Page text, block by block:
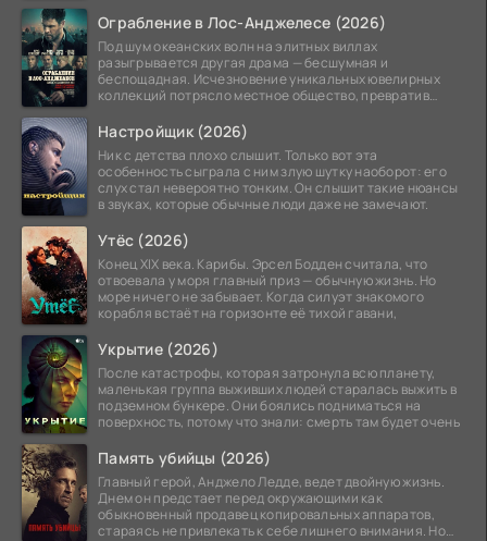
Ограбление в Лос-Анджелесе (2026)
Под шум океанских волн на элитных виллах
разыгрывается другая драма — бесшумная и
беспощадная. Исчезновение уникальных ювелирных
коллекций потрясло местное общество, превратив
Настройщик (2026)
Ник с детства плохо слышит. Только вот эта
особенность сыграла с ним злую шутку наоборот: его
слух стал невероятно тонким. Он слышит такие нюансы
в звуках, которые обычные люди даже не замечают.
Утёс (2026)
Конец XIX века. Карибы. Эрсел Бодден считала, что
отвоевала у моря главный приз — обычную жизнь. Но
море ничего не забывает. Когда силуэт знакомого
корабля встаёт на горизонте её тихой гавани,
Укрытие (2026)
После катастрофы, которая затронула всю планету,
маленькая группа выживших людей старалась выжить в
подземном бункере. Они боялись подниматься на
поверхность, потому что знали: смерть там будет очень
Память убийцы (2026)
Главный герой, Анджело Ледде, ведет двойную жизнь.
Днем он предстает перед окружающими как
обыкновенный продавец копировальных аппаратов,
стараясь не привлекать к себе лишнего внимания. Но